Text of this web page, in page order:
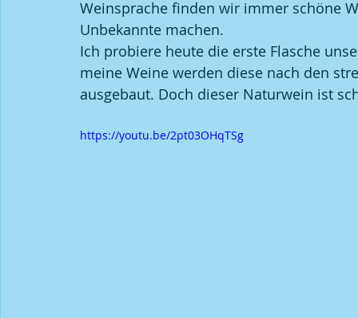
Weinsprache finden wir immer schöne
Unbekannte machen.
Ich probiere heute die erste Flasche
meine Weine werden diese nach den
ausgebaut. Doch dieser Naturwein ist
https://youtu.be/2pt03OHqTSg